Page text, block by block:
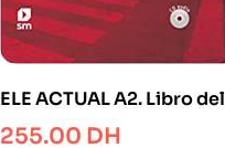
ELE ACTUAL A2. Libro del
alumno
255.00 DH